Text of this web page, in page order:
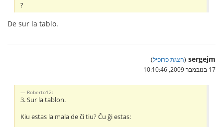
?
De sur la tablo.
sergejm
(הצגת פרופיל)
17 בנובמבר 2009, 10:10:46
Roberto12:
3. Sur la tablon.
Kiu estas la mala de ĉi tiu? Ĉu ĝi estas: